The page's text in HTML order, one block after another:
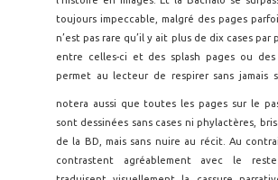
toujours impeccable, malgré des pages
n’est pas rare qu’il y ait plus de dix cases par
entre celles-ci et des splash pages ou des
permet au lecteur de respirer sans jamais
notera aussi que toutes les pages sur le
sont dessinées sans cases ni phylactères,
de la BD, mais sans nuire au récit. Au
contrastent agréablement avec le